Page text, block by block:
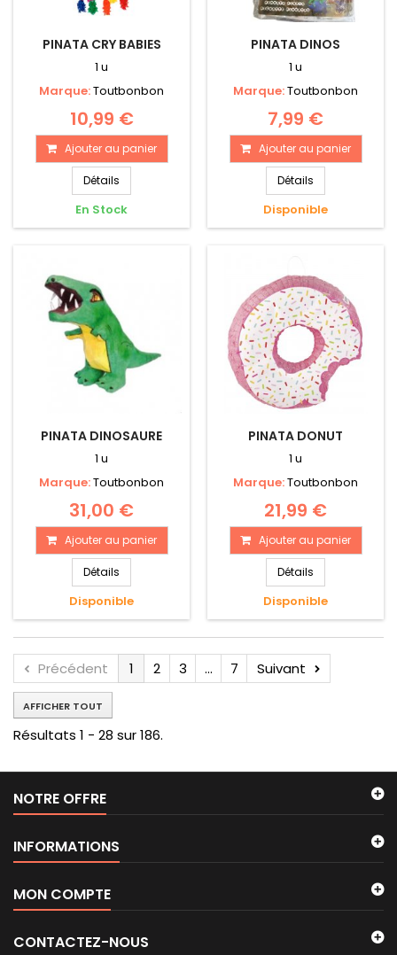
PINATA CRY BABIES
1 u
Marque:Toutbonbon
10,99 €
Ajouter au panier
Détails
En Stock
PINATA DINOS
1 u
Marque:Toutbonbon
7,99 €
Ajouter au panier
Détails
Disponible
PINATA DINOSAURE
1 u
Marque:Toutbonbon
31,00 €
Ajouter au panier
Détails
Disponible
PINATA DONUT
1 u
Marque:Toutbonbon
21,99 €
Ajouter au panier
Détails
Disponible
Précédent 1 2 3 ... 7 Suivant
AFFICHER TOUT
Résultats 1 - 28 sur 186.
NOTRE OFFRE
INFORMATIONS
MON COMPTE
CONTACTEZ-NOUS